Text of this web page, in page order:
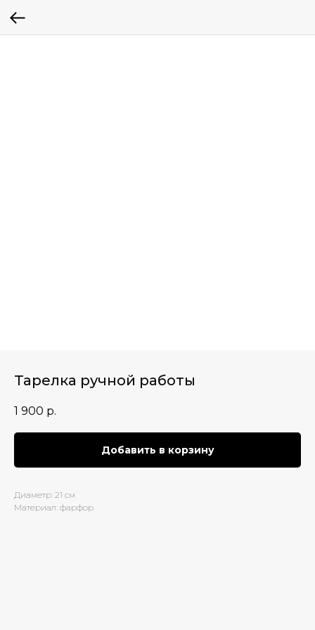
Тарелка ручной работы
1 900 р.
Добавить в корзину
Диаметр: 21 см
Материал: фарфор